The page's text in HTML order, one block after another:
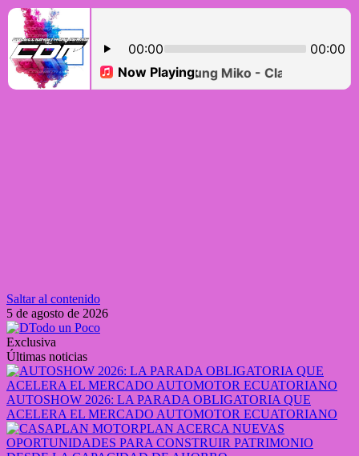
Saltar al contenido
5 de agosto de 2026
Exclusiva
Últimas noticias
AUTOSHOW 2026: LA PARADA OBLIGATORIA QUE
ACELERA EL MERCADO AUTOMOTOR ECUATORIANO